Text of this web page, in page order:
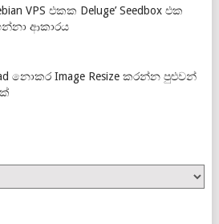
VPS එකක Deluge’ Seedbox එක
ආකාරය
නොකර Image Resize කරන්න පුළුවන්